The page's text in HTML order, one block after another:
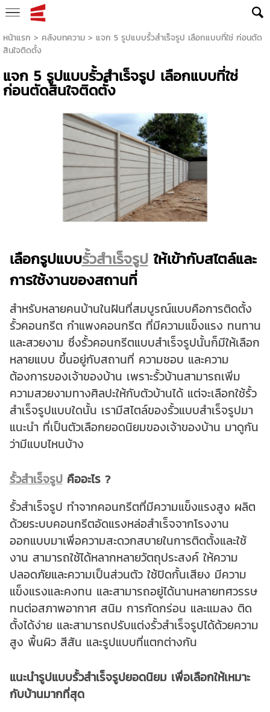
หน้าแรก > คลังบทความ> แจก 5 รูปแบบรั้วสำเร็จรูป เลือกแบบที่ใช่ ก่อนตัด
สินใจติดตั้ง
แจก 5 รูปแบบรั้วสำเร็จรูป เลือกแบบที่ใช่
ก่อนตัดสินใจติดตั้ง
เลือกรูปแบบรั้วสำเร็จรูปให้เข้ากับสไตล์และ
การใช้งานของสถานที่
สำหรับหลายคนบ้านในฝันที่สมบูรณ์แบบคือการติดตั้ง
รั้วคอนกรีต กำแพงคอนกรีต ที่มีความแข็งแรง ทนทาน
และสวยงาม ซึ่งรั้วคอนกรีตแบบสำเร็จรูปนั้นก็มีให้เลือก
หลายแบบ ขึ้นอยู่กับสถานที่ ความชอบ และความ
ต้องการของเจ้าของบ้าน เพราะรั้วบ้านสามารถเพิ่ม
ความสวยงามทางศิลปะให้กับตัวบ้านได้ แต่จะเลือกใช้รั้ว
สำเร็จรูปแบบใดนั้น เรามีสไตล์ของรั้วแบบสำเร็จรูปมา
แนะนำ ที่เป็นตัวเลือกยอดนิยมของเจ้าของบ้าน มาดูกัน
ว่ามีแบบไหนบ้าง
รั้วสำเร็จรูปคืออะไร ?
รั้วสำเร็จรูป ทำจากคอนกรีตที่มีความแข็งแรงสูง ผลิต
ด้วยระบบคอนกรีตอัดแรงหล่อสำเร็จจากโรงงาน
ออกแบบมาเพื่อความสะดวกสบายในการติดตั้งและใช้
งาน สามารถใช้ได้หลากหลายวัตถุประสงค์ ให้ความ
ปลอดภัยและความเป็นส่วนตัว ใช้ปิดกั้นเสียง มีความ
แข็งแรงและคงทน และสามารถอยู่ได้นานหลายทศวรรษ
ทนต่อสภาพอากาศ สนิม การกัดกร่อน และแมลง ติด
ตั้งได้ง่าย และสามารถปรับแต่งรั้วสำเร็จรูปได้ด้วยความ
สูง พื้นผิว สีสัน และรูปแบบที่แตกต่างกัน
แนะนำรูปแบบรั้วสำเร็จรูปยอดนิยม เพื่อเลือกให้เหมาะ
กับบ้านมากที่สุด